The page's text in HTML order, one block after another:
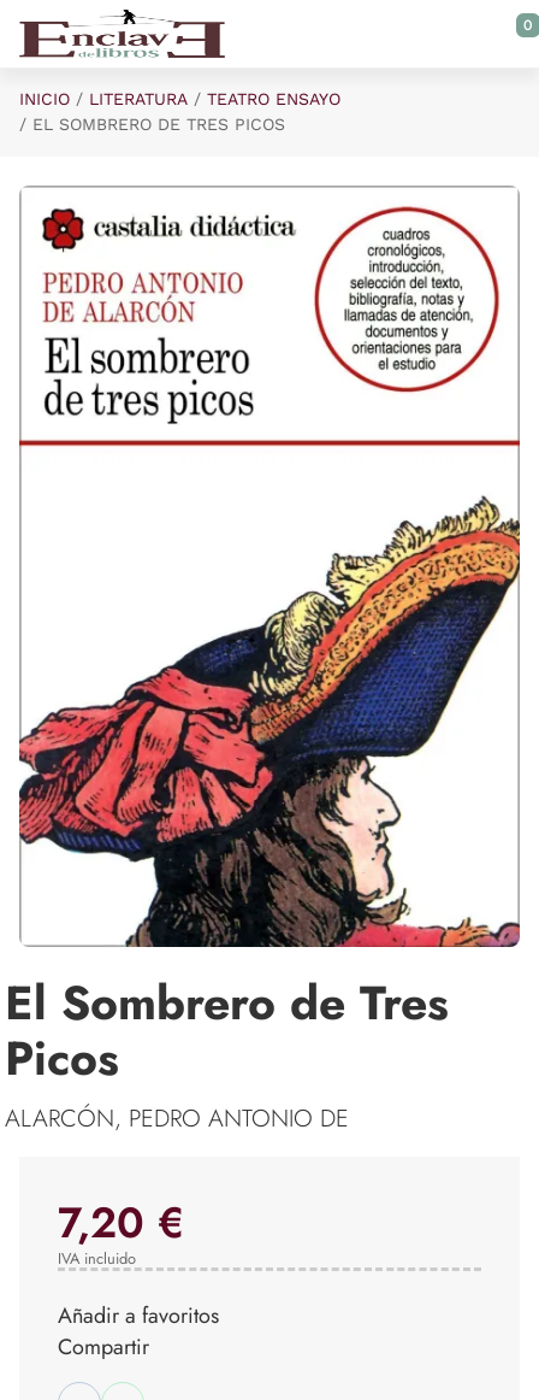
Saltar al contenido principal
0
INICIO LITERATURA
TEATRO ENSAYO
EL SOMBRERO DE TRES PICOS
El Sombrero de Tres
Picos
ALARCÓN, PEDRO ANTONIO DE
7,20 €
IVA incluido
Añadir a favoritos
Compartir